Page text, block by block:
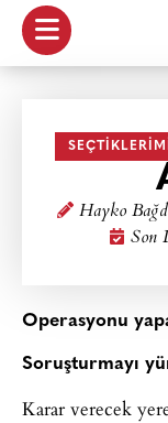
Hayko
Son
Operasyonu
Soruşturmayı
Karar verecek